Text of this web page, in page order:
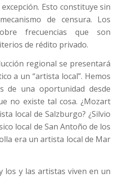
Esto constituye sin
de censura. Los
frecuencias que son
de rédito privado.
regional se presentará
a un “artista local”. Hemos
de una oportunidad desde
no existe tal cosa. ¿Mozart
local de Salzburgo? ¿Silvio
local de San Antoño de los
era un artista local de Mar
los y las artistas viven en un